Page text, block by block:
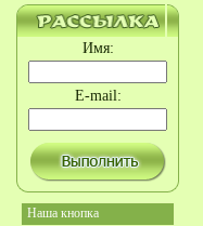
Имя:
E-mail:
Наша кнопка